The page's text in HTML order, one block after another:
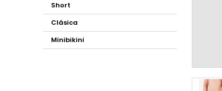
Short
Clásica
Minibikini